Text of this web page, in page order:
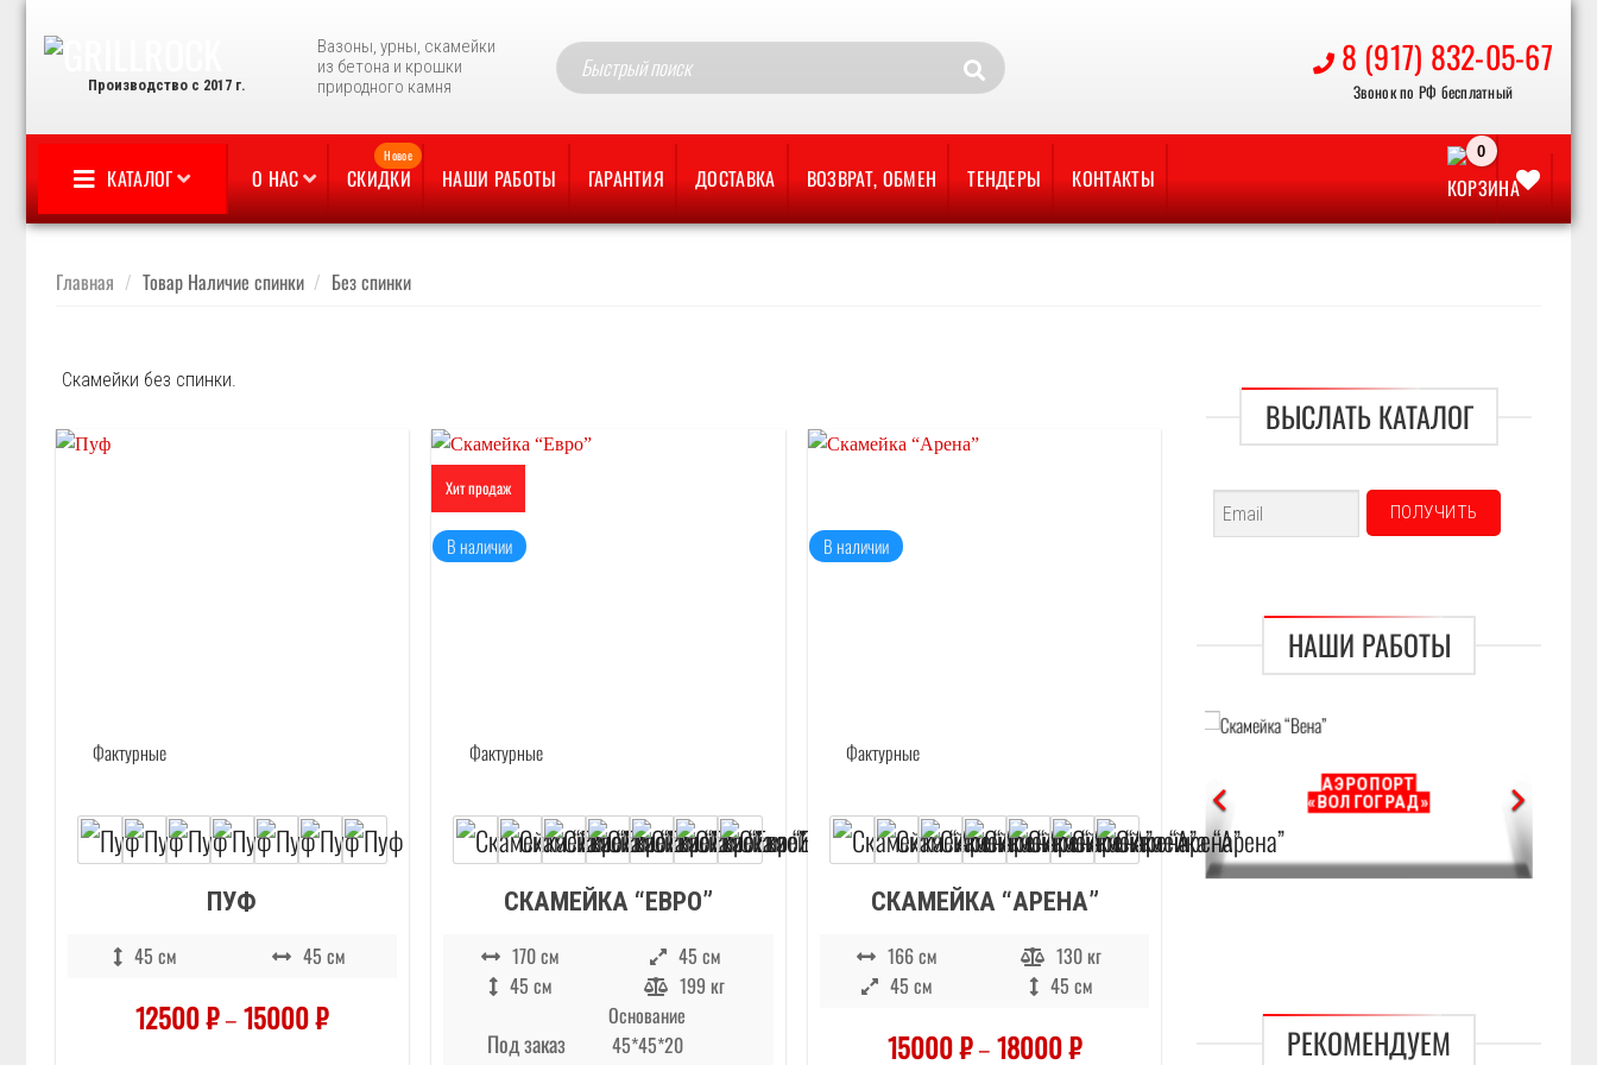
Производство с 2017 г.
Вазоны, урны, скамейки
из бетона и крошки
природного камня
8 (917) 832-05-67
КАТАЛОГ О НАС СКИДКИ НАШИ РАБОТЫ ГАРАНТИЯ ДОСТАВКА ВОЗВРАТ, ОБМЕН ТЕНДЕРЫ КОНТАКТЫ
Главная / Товар Наличие спинки / Без спинки
Скамейки без спинки.
ПУФ
45 см 45 см
12500₽–15000₽
Хит продаж
В наличии
СКАМЕЙКА “ЕВРО”
170 см
45 см
45 см
199 кг
Под заказ
Основание
45*45*20
В наличии
СКАМЕЙКА “АРЕНА”
166 см
130 кг
45 см
45 см
15000₽–18000₽
ВЫСЛАТЬ КАТАЛОГ
НАШИ РАБОТЫ
АЭРОПОРТ
«ВОЛГОГРАД»
РЕКОМЕНДУЕМ